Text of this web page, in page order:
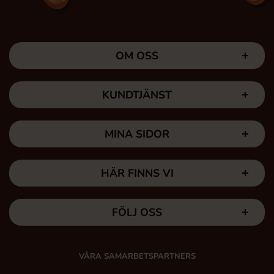
OM OSS
KUNDTJÄNST
MINA SIDOR
HÄR FINNS VI
FÖLJ OSS
VÅRA SAMARBETSPARTNERS